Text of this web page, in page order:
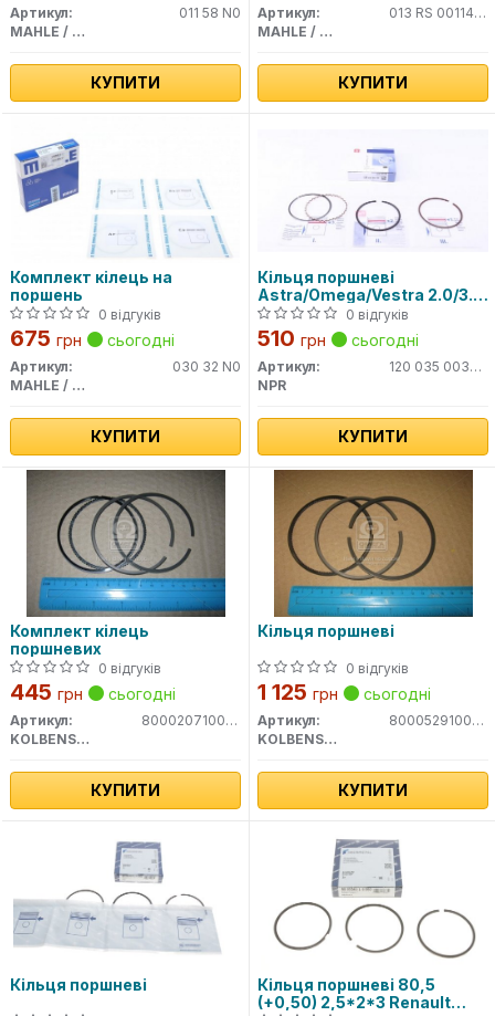
Артикул:
011 58 N0
MAHLE / KNECHT
КУПИТИ
Артикул:
013 RS 00114 0N0
MAHLE / KNECHT
КУПИТИ
Комплект кілець на
поршень
0 відгуків
675 грн сьогодні
Артикул:
030 32 N0
MAHLE / KNECHT
КУПИТИ
Кільця поршневі
Astra/Omega/Vestra 2.0/3.0
-05 (86mm/STD)
0 відгуків
510 грн сьогодні
Артикул:
120 035 0032 00
NPR
КУПИТИ
Комплект кілець
поршневих
0 відгуків
445 грн сьогодні
Артикул:
800020710000
KOLBENSCHMIDT
КУПИТИ
Кільця поршневі
0 відгуків
1 125 грн сьогодні
Артикул:
800052910000
KOLBENSCHMIDT
КУПИТИ
Кільця поршневі
Кільця поршневі 80,5
(+0,50) 2,5*2*3 Renault